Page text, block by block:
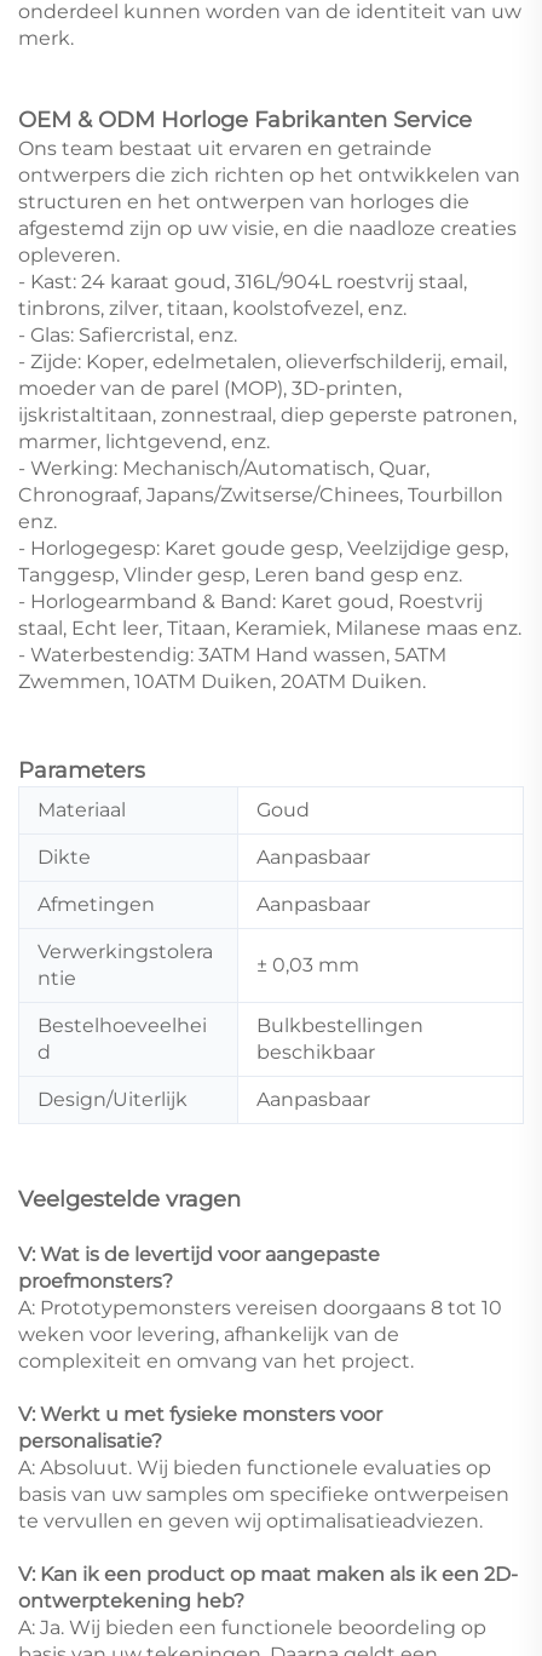
onderdeel kunnen worden van de identiteit van uw
merk.
OEM & ODM Horloge Fabrikanten Service
Ons team bestaat uit ervaren en getrainde
ontwerpers die zich richten op het ontwikkelen van
structuren en het ontwerpen van horloges die
afgestemd zijn op uw visie, en die naadloze creaties
opleveren.
- Kast: 24 karaat goud, 316L/904L roestvrij staal,
tinbrons, zilver, titaan, koolstofvezel, enz.
- Glas: Safiercristal, enz.
- Zijde: Koper, edelmetalen, olieverfschilderij, email,
moeder van de parel (MOP), 3D-printen,
ijskristaltitaan, zonnestraal, diep geperste patronen,
marmer, lichtgevend, enz.
- Werking: Mechanisch/Automatisch, Quar,
Chronograaf, Japans/Zwitserse/Chinees, Tourbillon
enz.
- Horlogegesp: Karet goude gesp, Veelzijdige gesp,
Tanggesp, Vlinder gesp, Leren band gesp enz.
- Horlogearmband & Band: Karet goud, Roestvrij
staal, Echt leer, Titaan, Keramiek, Milanese maas enz.
- Waterbestendig: 3ATM Hand wassen, 5ATM
Zwemmen, 10ATM Duiken, 20ATM Duiken.
Parameters
Materiaal Goud
Dikte Aanpasbaar
Afmetingen Aanpasbaar
Verwerkingstolera
ntie
± 0,03 mm
Bestelhoeveelhei
d
Bulkbestellingen
beschikbaar
Design/Uiterlijk Aanpasbaar
Veelgestelde vragen
V: Wat is de levertijd voor aangepaste
proefmonsters?
A: Prototypemonsters vereisen doorgaans 8 tot 10
weken voor levering, afhankelijk van de
complexiteit en omvang van het project.
V: Werkt u met fysieke monsters voor
personalisatie?
A: Absoluut. Wij bieden functionele evaluaties op
basis van uw samples om specifieke ontwerpeisen
te vervullen en geven wij optimalisatieadviezen.
V: Kan ik een product op maat maken als ik een 2D-
ontwerptekening heb?
A: Ja. Wij bieden een functionele beoordeling op